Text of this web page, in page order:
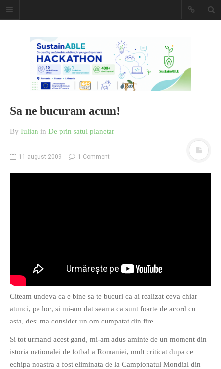
Caiet de
insemnari
DESCARCĂ!
O poveste in care sexul se
confunda cu dragostea,
cinismul cu idealismul si
poezia cu umorul.
Sa ne bucuram acum!
By Iulian in De prin satul planetar
11 august 2009 1 Comment
Citeam undeva ca e bine sa te bucuri ca ai realizat ceva chiar
atunci, pe loc, si mi-am dat seama ca sunt foarte de acord cu
asta, desi ma consider un om cumpatat din fire.
Si tot urmand acest gand, mi-am adus aminte de un moment din
istoria nationalei de fotbal a Romaniei, mult criticat dupa ce
echipa noastra a fost eliminata de la Campionatul Mondial din